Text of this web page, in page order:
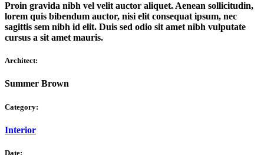
Proin gravida nibh vel velit auctor aliquet. Aenean sollicitudin,
lorem quis bibendum auctor, nisi elit consequat ipsum, nec
sagittis sem nibh id elit. Duis sed odio sit amet nibh vulputate
cursus a sit amet mauris.
Architect:
Summer Brown
Category:
Interior
Date: